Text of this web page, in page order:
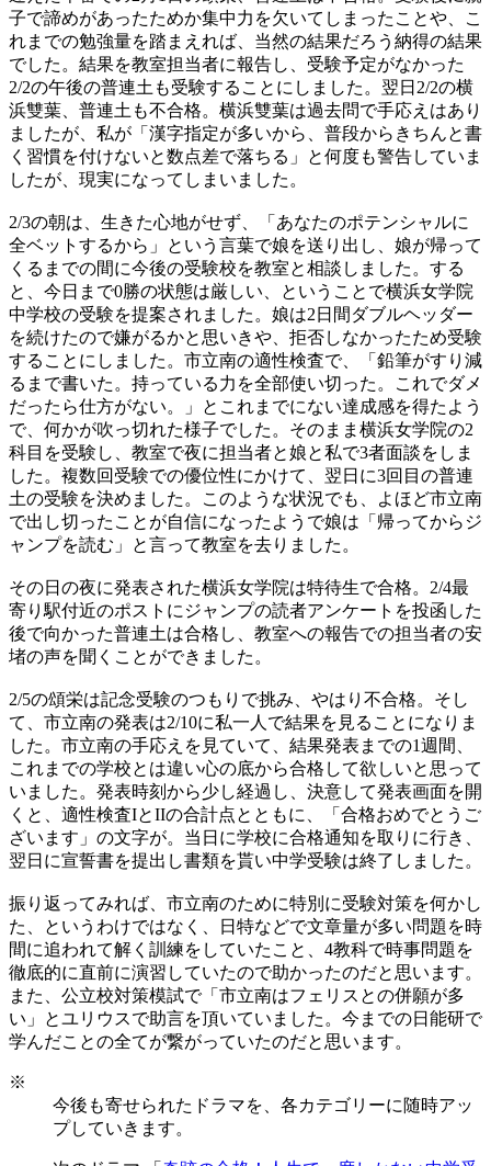
子で諦めがあったためか集中力を欠いてしまったことや、こ
れまでの勉強量を踏まえれば、当然の結果だろう納得の結果
でした。結果を教室担当者に報告し、受験予定がなかった
2/2の午後の普連土も受験することにしました。翌日2/2の横
浜雙葉、普連土も不合格。横浜雙葉は過去問で手応えはあり
ましたが、私が「漢字指定が多いから、普段からきちんと書
く習慣を付けないと数点差で落ちる」と何度も警告していま
したが、現実になってしまいました。
2/3の朝は、生きた心地がせず、「あなたのポテンシャルに
全ベットするから」という言葉で娘を送り出し、娘が帰って
くるまでの間に今後の受験校を教室と相談しました。する
と、今日まで0勝の状態は厳しい、ということで横浜女学院
中学校の受験を提案されました。娘は2日間ダブルヘッダー
を続けたので嫌がるかと思いきや、拒否しなかったため受験
することにしました。市立南の適性検査で、「鉛筆がすり減
るまで書いた。持っている力を全部使い切った。これでダメ
だったら仕方がない。」とこれまでにない達成感を得たよう
で、何かが吹っ切れた様子でした。そのまま横浜女学院の2
科目を受験し、教室で夜に担当者と娘と私で3者面談をしま
した。複数回受験での優位性にかけて、翌日に3回目の普連
土の受験を決めました。このような状況でも、よほど市立南
で出し切ったことが自信になったようで娘は「帰ってからジ
ャンプを読む」と言って教室を去りました。
その日の夜に発表された横浜女学院は特待生で合格。2/4最
寄り駅付近のポストにジャンプの読者アンケートを投函した
後で向かった普連土は合格し、教室への報告での担当者の安
堵の声を聞くことができました。
2/5の頌栄は記念受験のつもりで挑み、やはり不合格。そし
て、市立南の発表は2/10に私一人で結果を見ることになりま
した。市立南の手応えを見ていて、結果発表までの1週間、
これまでの学校とは違い心の底から合格して欲しいと思って
いました。発表時刻から少し経過し、決意して発表画面を開
くと、適性検査IとIIの合計点とともに、「合格おめでとうご
ざいます」の文字が。当日に学校に合格通知を取りに行き、
翌日に宣誓書を提出し書類を貰い中学受験は終了しました。
振り返ってみれば、市立南のために特別に受験対策を何かし
た、というわけではなく、日特などで文章量が多い問題を時
間に追われて解く訓練をしていたこと、4教科で時事問題を
徹底的に直前に演習していたので助かったのだと思います。
また、公立校対策模試で「市立南はフェリスとの併願が多
い」とユリウスで助言を頂いていました。今までの日能研で
学んだことの全てが繋がっていたのだと思います。
※
今後も寄せられたドラマを、各カテゴリーに随時アッ
プしていきます。